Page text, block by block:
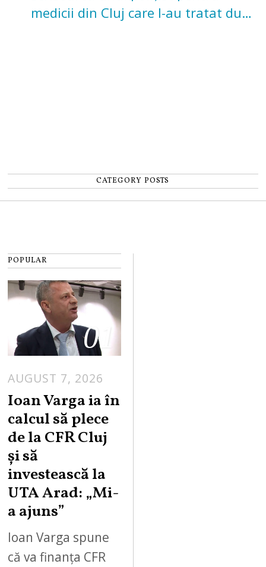
medicii din Cluj care l-au tratat după
CATEGORY POSTS
POPULAR
01
AUGUST 7, 2026
Ioan Varga ia în
calcul să plece
de la CFR Cluj
și să
investească la
UTA Arad: „Mi-
a ajuns”
Ioan Varga spune
că va finanța CFR